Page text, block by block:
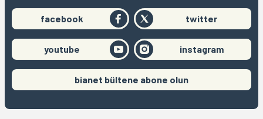
facebook twitter
youtube instagram
bianet bültene abone olun